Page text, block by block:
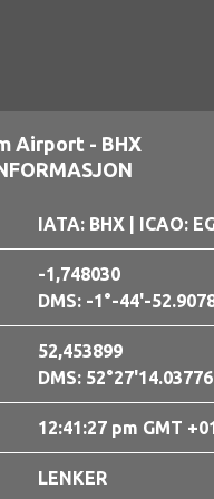
Airport - BHX
IATA: BHX | ICAO:
-1,748030
DMS: -1°-44'-
52,453899
DMS:
12:41:28 pm GMT
LENKER